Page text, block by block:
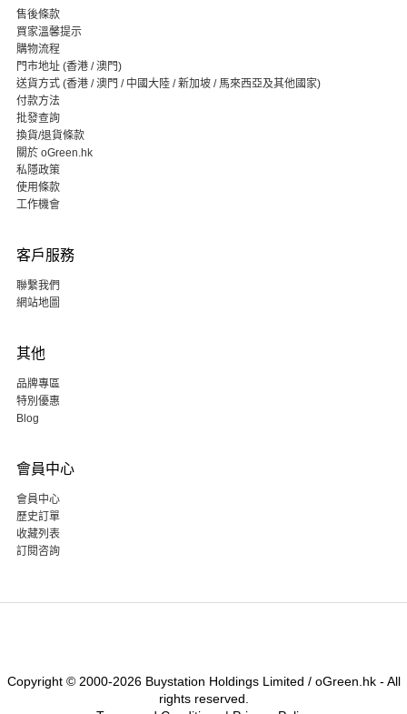
售後條款
買家溫馨提示
購物流程
門市地址 (香港 / 澳門)
送貨方式 (香港 / 澳門 / 中國大陸 / 新加坡 / 馬來西亞及其他國家)
付款方法
批發查詢
換貨/退貨條款
關於 oGreen.hk
私隱政策
使用條款
工作機會
客戶服務
聯繫我們
網站地圖
其他
品牌專區
特別優惠
Blog
會員中心
會員中心
歷史訂單
收藏列表
訂閱咨詢
Copyright © 2000-2026 Buystation Holdings Limited / oGreen.hk - All
rights reserved.